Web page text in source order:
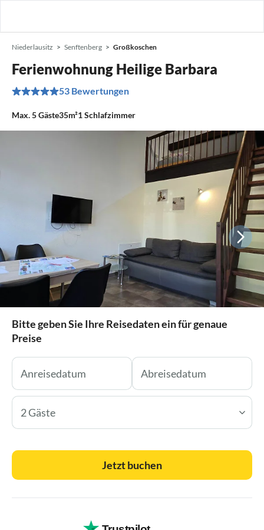
Niederlausitz Senftenberg Großkoschen
Ferienwohnung Heilige Barbara
53 Bewertungen
Max.5Gäste35m²1Schlafzimmer
Bitte geben Sie Ihre Reisedaten ein für genaue
Preise
2 Gäste
Jetzt buchen